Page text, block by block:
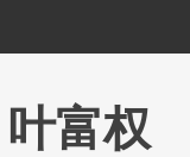
叶富权